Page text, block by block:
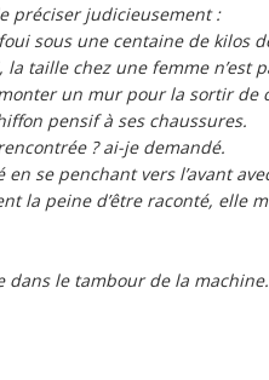
préciser judicieusement :
sous une centaine de kilos
taille chez une femme n’est
un mur pour la sortir de
pensif à ses chaussures.
? ai-je demandé.
en se penchant vers l’avant
la peine d’être raconté, elle
dans le tambour de la machine.